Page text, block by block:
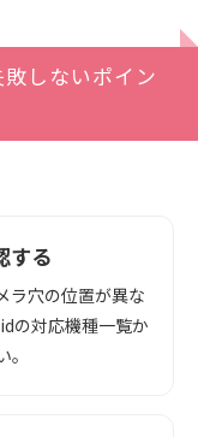
しないポイン
する
ラ穴の位置が異な
の対応機種一覧か